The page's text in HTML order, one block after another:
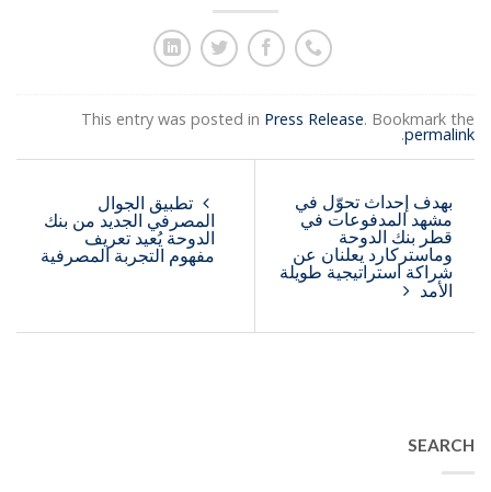
This entry was posted in Press Release. Bookmark the
permalink
.
تطبيق الجوال
المصرفي الجديد من بنك
الدوحة يُعيد تعريف
مفهوم التجربة المصرفية
بهدف إحداث تحوّل في
مشهد المدفوعات في
قطر بنك الدوحة
وماستركارد يعلنان عن
شراكة استراتيجية طويلة
الأمد
SEARCH